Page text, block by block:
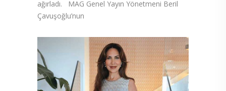
ağırladı. MAG Genel Yayın Yönetmeni Beril
Çavuşoğlu’nun